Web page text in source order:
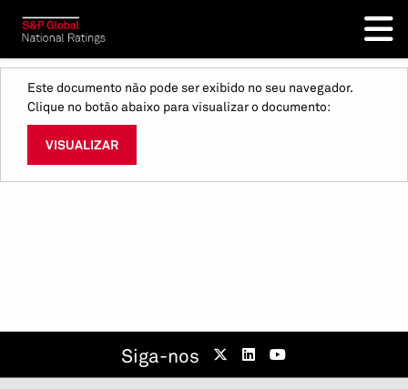
Este documento não pode ser exibido no seu navegador.
Clique no botão abaixo para visualizar o documento:
VISUALIZAR
Siga-nos